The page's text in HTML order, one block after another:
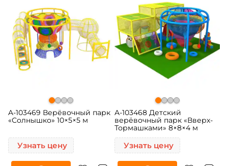
A-103469 Верёвочный парк
«Солнышко» 10×5×5 м
Узнать цену
A-103468 Детский
верёвочный парк «Вверх-
Тормашками» 8×8×4 м
Узнать цену